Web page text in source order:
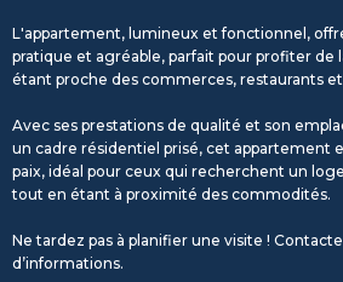
L'appartement, lumineux et fonctionnel,
pratique et agréable, parfait pour profiter de
étant proche des commerces, restaurants
Avec ses prestations de qualité et son
un cadre résidentiel prisé, cet appartement
paix, idéal pour ceux qui recherchent un
tout en étant à proximité des commodités.
Ne tardez pas à planifier une visite !
d’informations.